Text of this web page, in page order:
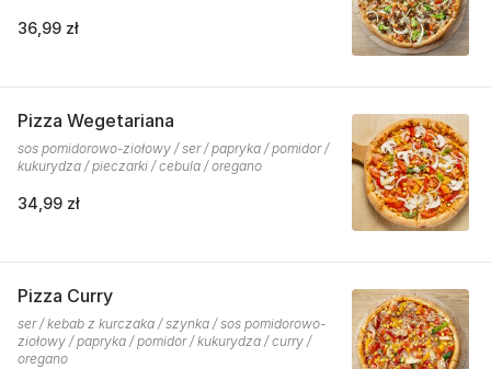
36,99 zł
Pizza Wegetariana
sos pomidorowo-ziołowy / ser / papryka / pomidor /
kukurydza / pieczarki / cebula / oregano
34,99 zł
Pizza Curry
ser / kebab z kurczaka / szynka / sos pomidorowo-
ziołowy / papryka / pomidor / kukurydza / curry /
oregano